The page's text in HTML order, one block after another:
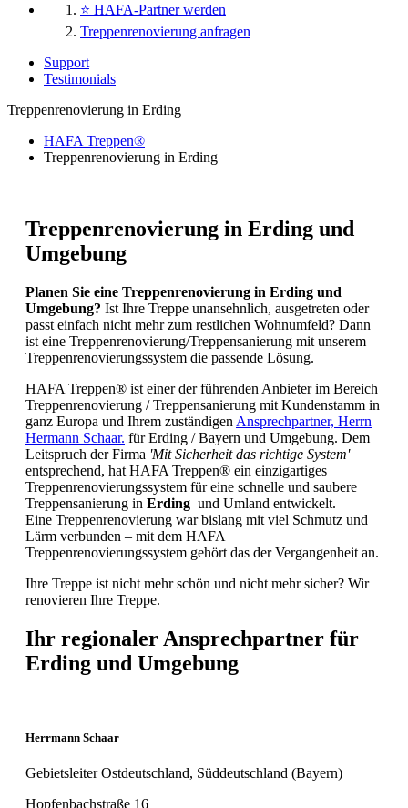
⭐ HAFA-Partner werden
Treppenrenovierung anfragen
Support
Testimonials
Treppenrenovierung in Erding
HAFA Treppen®
Treppenrenovierung in Erding
Treppenrenovierung in Erding und
Umgebung
Planen Sie eine Treppenrenovierung in Erding und
Umgebung? Ist Ihre Treppe unansehnlich, ausgetreten oder
passt einfach nicht mehr zum restlichen Wohnumfeld? Dann
ist eine Treppenrenovierung/Treppensanierung mit unserem
Treppenrenovierungssystem die passende Lösung.
HAFA Treppen® ist einer der führenden Anbieter im Bereich
Treppenrenovierung / Treppensanierung mit Kundenstamm in
ganz Europa und Ihrem zuständigen Ansprechpartner, Herrn
Hermann Schaar. für Erding / Bayern und Umgebung. Dem
Leitspruch der Firma 'Mit Sicherheit das richtige System'
entsprechend, hat HAFA Treppen® ein einzigartiges
Treppenrenovierungssystem für eine schnelle und saubere
Treppensanierung in Erding und Umland entwickelt.
Eine Treppenrenovierung war bislang mit viel Schmutz und
Lärm verbunden – mit dem HAFA
Treppenrenovierungssystem gehört das der Vergangenheit an.
Ihre Treppe ist nicht mehr schön und nicht mehr sicher? Wir
renovieren Ihre Treppe.
Ihr regionaler Ansprechpartner für
Erding und Umgebung
Herrmann Schaar
Gebietsleiter Ostdeutschland, Süddeutschland (Bayern)
Hopfenbachstraße 16